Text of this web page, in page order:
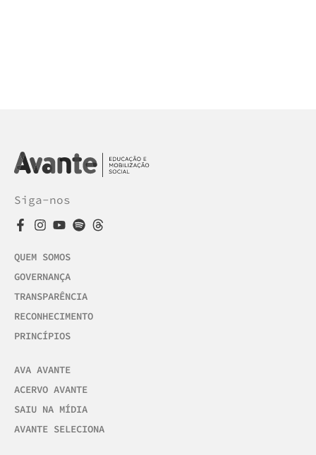
Siga-nos
QUEM SOMOS
GOVERNANÇA
TRANSPARÊNCIA
RECONHECIMENTO
PRINCÍPIOS
AVA AVANTE
ACERVO AVANTE
SAIU NA MÍDIA
AVANTE SELECIONA